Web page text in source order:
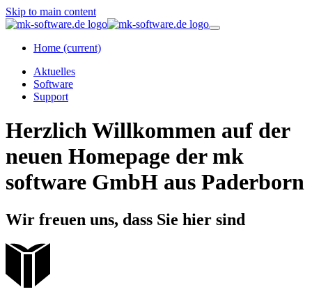
Skip to main content
Home (current)
Aktuelles
Software
Support
Herzlich Willkommen auf der
neuen Homepage der mk
software GmbH aus Paderborn
Wir freuen uns, dass Sie hier sind